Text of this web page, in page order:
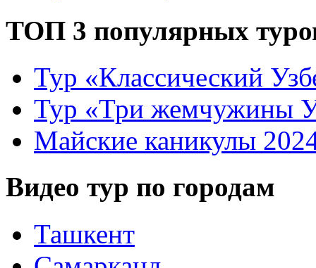
ТОП 3 популярных
Тур «Классический
Тур «Три жемчужины
Майские каникулы
Видео тур по городам
Ташкент